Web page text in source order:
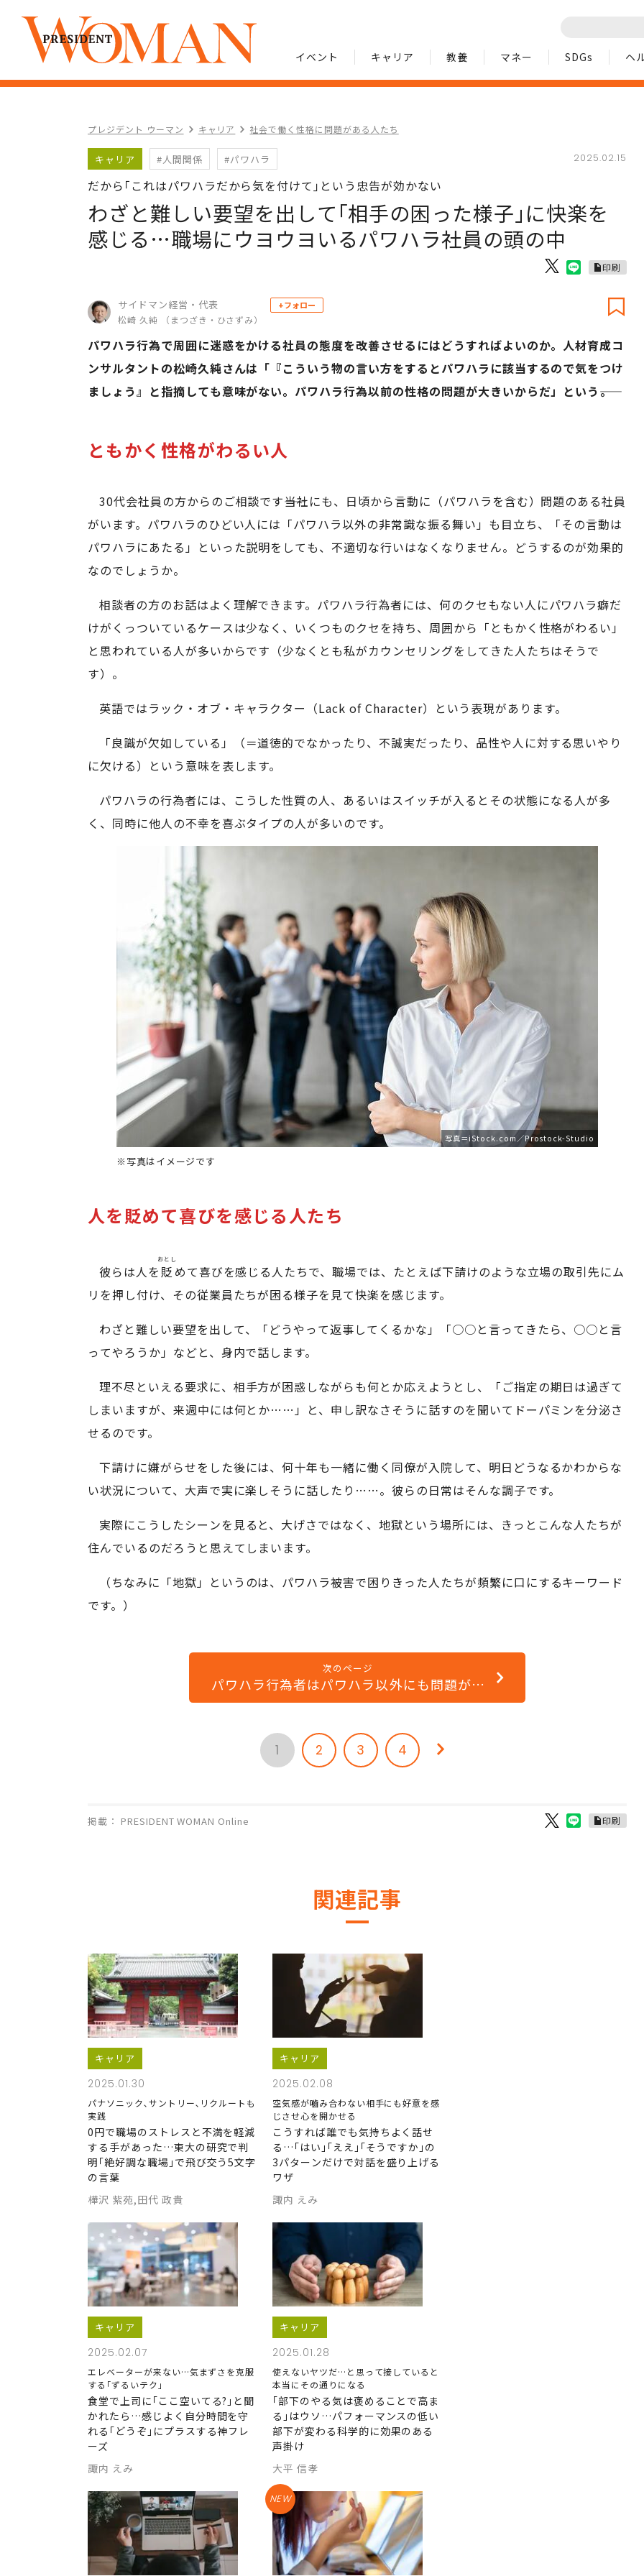
イベント キャリア 教養 マネー SDGs ヘ
プレジデント ウーマン キャリア 社会で働く性格に問題がある人たち
キャリア #人間関係 #パワハラ 2025.02.15
だから｢これはパワハラだから気を付けて｣という忠告が効かない
わざと難しい要望を出して｢相手の困った様子｣に快楽を
感じる…職場にウヨウヨいるパワハラ社員の頭の中
印刷
サイドマン経営・代表
松崎 久純 （まつざき・ひさずみ）
+フォロー
パワハラ行為で周囲に迷惑をかける社員の態度を改善させるにはどうすればよいのか。人材育成コ
ンサルタントの松崎久純さんは「『こういう物の言い方をするとパワハラに該当するので気をつけ
ましょう』と指摘しても意味がない。パワハラ行為以前の性格の問題が大きいからだ」という――。
ともかく性格がわるい人
30代会社員の方からのご相談です――当社にも、日頃から言動に（パワハラを含む）問題のある社員
がいます。パワハラのひどい人には「パワハラ以外の非常識な振る舞い」も目立ち、「その言動は
パワハラにあたる」といった説明をしても、不適切な行いはなくなりません。どうするのが効果的
なのでしょうか。
相談者の方のお話はよく理解できます。パワハラ行為者には、何のクセもない人にパワハラ癖だ
けがくっついているケースは少なく、いくつものクセを持ち、周囲から「ともかく性格がわるい」
と思われている人が多いからです（少なくとも私がカウンセリングをしてきた人たちはそうで
す）。
英語ではラック・オブ・キャラクター（Lack of Character）という表現があります。
「良識が欠如している」（＝道徳的でなかったり、不誠実だったり、品性や人に対する思いやり
に欠ける）という意味を表します。
パワハラの行為者には、こうした性質の人、あるいはスイッチが入るとその状態になる人が多
く、同時に他人の不幸を喜ぶタイプの人が多いのです。
写真＝iStock.com／Prostock-Studio
※写真はイメージです
人を貶めて喜びを感じる人たち
彼らは人を 貶
おとし
めて喜びを感じる人たちで、職場では、たとえば下請けのような立場の取引先にム
リを押し付け、その従業員たちが困る様子を見て快楽を感じます。
わざと難しい要望を出して、「どうやって返事してくるかな」「○○と言ってきたら、○○と言
ってやろうか」などと、身内で話します。
理不尽といえる要求に、相手方が困惑しながらも何とか応えようとし、「ご指定の期日は過ぎて
しまいますが、来週中には何とか……」と、申し訳なさそうに話すのを聞いてドーパミンを分泌さ
せるのです。
下請けに嫌がらせをした後には、何十年も一緒に働く同僚が入院して、明日どうなるかわからな
い状況について、大声で実に楽しそうに話したり……。彼らの日常はそんな調子です。
実際にこうしたシーンを見ると、大げさではなく、地獄という場所には、きっとこんな人たちが
住んでいるのだろうと思えてしまいます。
（ちなみに「地獄」というのは、パワハラ被害で困りきった人たちが頻繁に口にするキーワード
です。）
次のページ
パワハラ行為者はパワハラ以外にも問題が…
1 2 3 4
掲載： PRESIDENT WOMAN Online 印刷
関連記事
キャリア
2025.01.30
パナソニック､サントリー､リクルートも
実践
0円で職場のストレスと不満を軽減
する手があった…東大の研究で判
明｢絶好調な職場｣で飛び交う5文字
の言葉
樺沢 紫苑,田代 政貴
キャリア
2025.02.08
空気感が嚙み合わない相手にも好意を感
じさせ心を開かせる
こうすれば誰でも気持ちよく話せ
る…｢はい｣｢ええ｣｢そうですか｣の
3パターンだけで対話を盛り上げる
ワザ
諏内 えみ
キャリア
2025.02.07
エレベーターが来ない…気まずさを克服
する｢ずるいテク｣
食堂で上司に｢ここ空いてる?｣と聞
かれたら…感じよく自分時間を守
れる｢どうぞ｣にプラスする神フレ
ーズ
諏内 えみ
キャリア
2025.01.28
使えないヤツだ…と思って接していると
本当にその通りになる
｢部下のやる気は褒めることで高ま
る｣はウソ…パフォーマンスの低い
部下が変わる科学的に効果のある
声掛け
大平 信孝
NEW